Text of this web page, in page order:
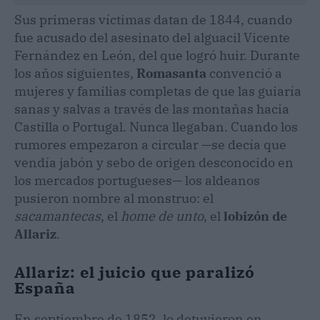
Sus primeras víctimas datan de 1844, cuando
fue acusado del asesinato del alguacil Vicente
Fernández en León, del que logró huir. Durante
los años siguientes, Romasanta convenció a
mujeres y familias completas de que las guiaría
sanas y salvas a través de las montañas hacia
Castilla o Portugal. Nunca llegaban. Cuando los
rumores empezaron a circular —se decía que
vendía jabón y sebo de origen desconocido en
los mercados portugueses— los aldeanos
pusieron nombre al monstruo: el
sacamantecas, el home de unto, ellobizón de
Allariz.
Allariz: el juicio que paralizó
España